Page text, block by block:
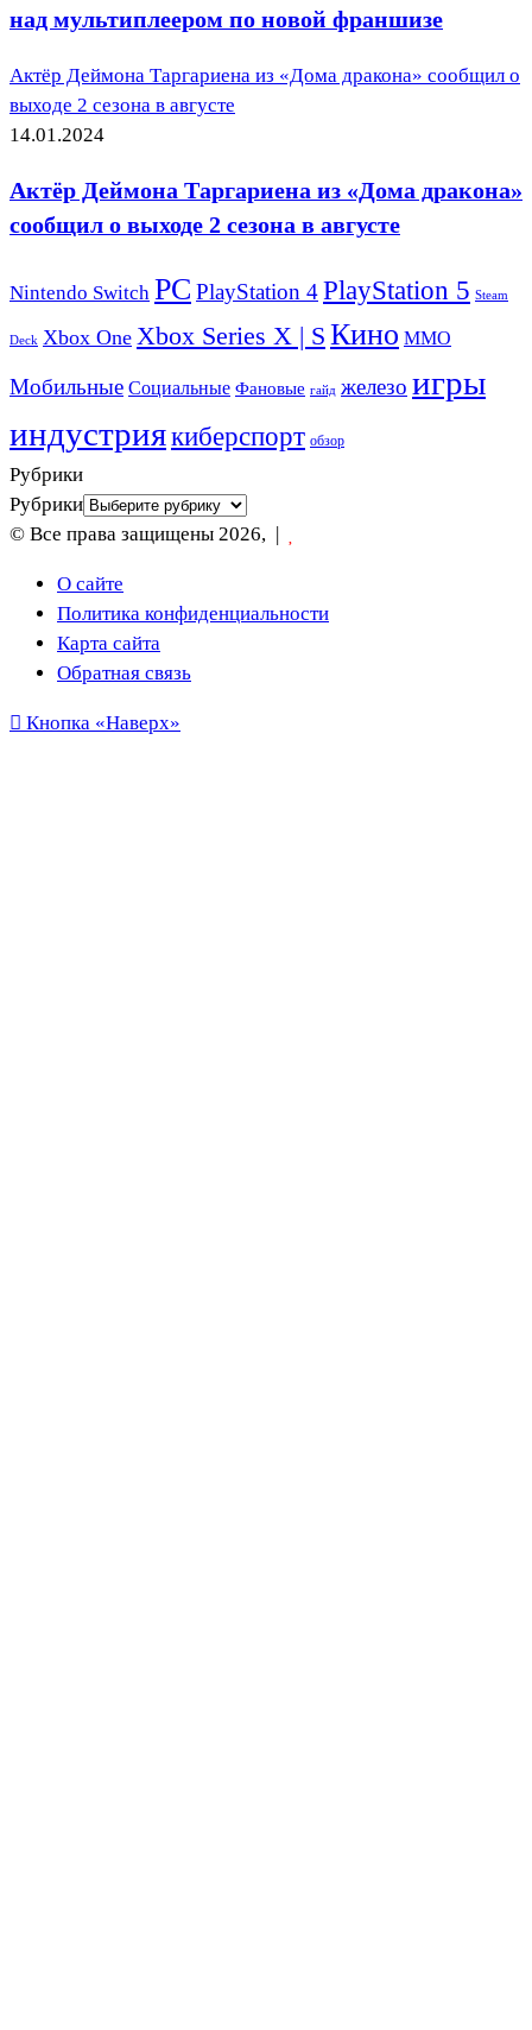
над мультиплеером по новой франшизе
Актёр Деймона Таргариена из «Дома дракона» сообщил о
выходе 2 сезона в августе
14.01.2024
Актёр Деймона Таргариена из «Дома дракона»
сообщил о выходе 2 сезона в августе
Nintendo Switch PC PlayStation 4PlayStation 5 Steam
Deck Xbox One Xbox Series X | S Кино ММО
Мобильные Социальные Фановые гайд железо игры
индустриякиберспорт обзор
Рубрики
Рубрики
© Все права защищены 2026, |
О сайте
Политика конфиденциальности
Карта сайта
Обратная связь
Кнопка «Наверх»